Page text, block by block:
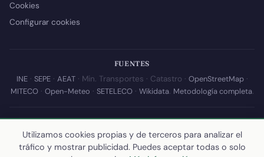
Cookies
Configurar cookies
FUENTES
INE· SEPE· AEAT· Min. Transportes · Catastro · OpenStreetMap·
MITECO· Open-Meteo · SETELECO· Wikidata. Metodología completa.
© 2026 Callejear.com — Directorio municipal de España con datos
abiertos. Desarrollado y mantenido porYoel Castaño.
Utilizamos cookies propias y de terceros para analizar el
tráfico y mostrar publicidad. Puedes aceptar todas o solo